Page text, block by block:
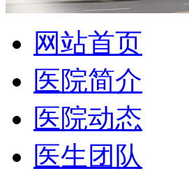
网站首页
医院简介
医院动态
医生团队